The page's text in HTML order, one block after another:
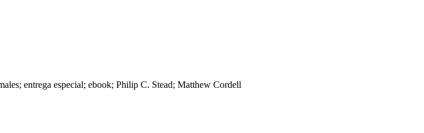
entrega especial; ebook; Philip C. Stead; Matthew Cordell